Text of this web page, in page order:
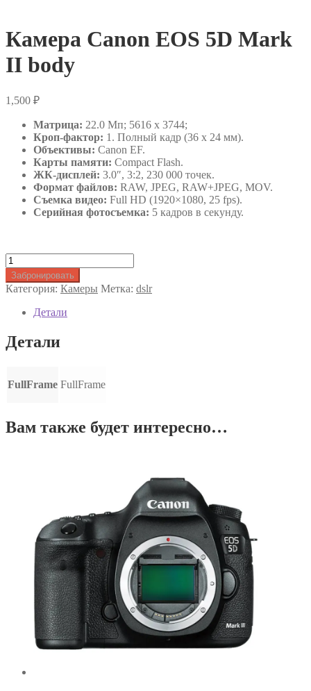
Камера Canon EOS 5D Mark
II body
1,500 ₽
Матрица: 22.0 Мп; 5616 x 3744;
Кроп-фактор: 1. Полный кадр (36 x 24 мм).
Объективы: Canon EF.
Карты памяти: Compact Flash.
ЖК-дисплей: 3.0″, 3:2, 230 000 точек.
Формат файлов: RAW, JPEG, RAW+JPEG, MOV.
Съемка видео: Full HD (1920×1080, 25 fps).
Серийная фотосъемка: 5 кадров в секунду.
Количество
товара
Камера
Canon
EOS
Mark
II
Забронировать
Категория: Камеры Метка: dslr
Детали
Детали
FullFrame FullFrame
Вам также будет интересно…